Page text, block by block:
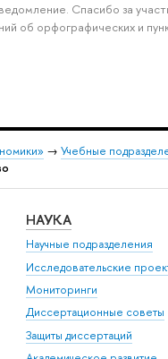
Спасибо за
об орфографических и
→ Учебные
НАУКА
Научные подразделения
Исследовательские
Мониторинги
Диссертационные советы
Защиты диссертаций